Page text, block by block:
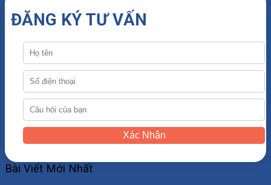
ĐĂNG KÝ TƯ VẤN
Xác Nhận
Bài Viết Mới Nhất